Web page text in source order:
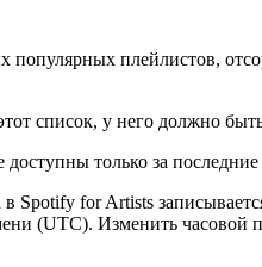
плейлистов,
список, у него должно
только за последние
в Spotify for Artists
(UTC). Изменить часовой